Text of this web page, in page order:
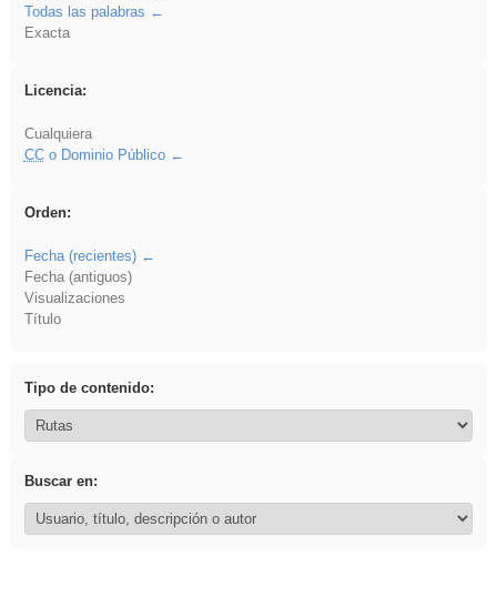
Todas las palabras
Exacta
Licencia:
Cualquiera
CCo Dominio Público
Orden:
Fecha (recientes)
Fecha (antiguos)
Visualizaciones
Título
Tipo de contenido:
Buscar en: